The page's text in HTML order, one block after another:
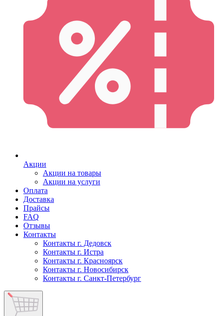
Акции
Акции на товары
Акции на услуги
Оплата
Доставка
Прайсы
FAQ
Отзывы
Контакты
Контакты г. Дедовск
Контакты г. Истра
Контакты г. Красноярск
Контакты г. Новосибирск
Контакты г. Санкт-Петербург